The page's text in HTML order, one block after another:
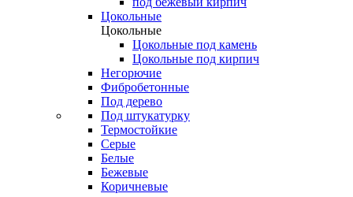
Цокольные
Цокольные
Цокольные под камень
Цокольные под кирпич
Негорючие
Фибробетонные
Под дерево
Под штукатурку
Термостойкие
Серые
Белые
Бежевые
Коричневые